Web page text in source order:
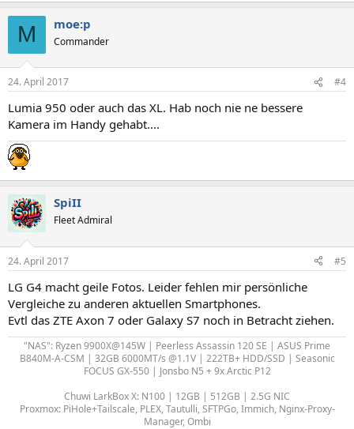
M moe:p
Commander
24. April 2017 #4
Lumia 950 oder auch das XL. Hab noch nie ne bessere
Kamera im Handy gehabt....
SpiII
Fleet Admiral
24. April 2017 #5
LG G4 macht geile Fotos. Leider fehlen mir persönliche
Vergleiche zu anderen aktuellen Smartphones.
Evtl das ZTE Axon 7 oder Galaxy S7 noch in Betracht ziehen.
"NAS": Ryzen 9900X@145W | Peerless Assassin 120 SE | ASUS Prime
B840M-A-CSM | 32GB 6000MT/s @1.1V | 222TB+ HDD/SSD | Seasonic
FOCUS GX-550 | Jonsbo N5 + 9x Arctic P12
Chuwi LarkBox X: N100 | 12GB | 512GB | 2.5G NIC
Proxmox: PiHole+Tailscale, PLEX, Tautulli, SFTPGo, Immich, Nginx-Proxy-
Manager, Ombi